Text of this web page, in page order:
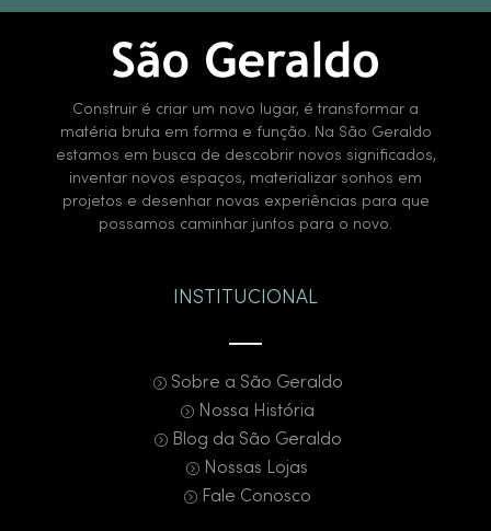
Construir é criar um novo lugar, é transformar a
matéria bruta em forma e função. Na São Geraldo
estamos em busca de descobrir novos significados,
inventar novos espaços, materializar sonhos em
projetos e desenhar novas experiências para que
possamos caminhar juntos para o novo.
INSTITUCIONAL
Sobre a São Geraldo
Nossa História
Blog da São Geraldo
Nossas Lojas
Fale Conosco